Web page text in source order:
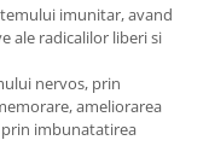
imunitar, avand
ale radicalilor liberi si
nervos, prin
ameliorarea
prin imbunatatirea